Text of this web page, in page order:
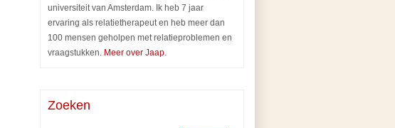
universiteit van Amsterdam. Ik heb 7 jaar
ervaring als relatietherapeut en heb meer dan
100 mensen geholpen met relatieproblemen en
vraagstukken. Meer over Jaap.
Zoeken